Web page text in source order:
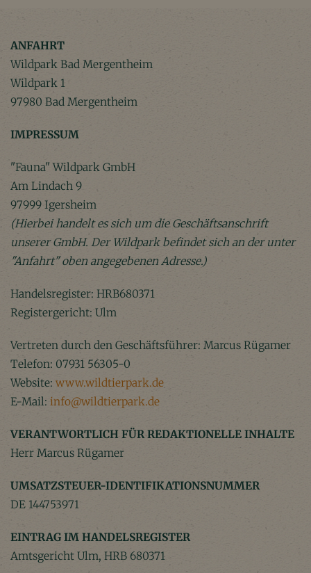
ANFAHRT
Wildpark Bad Mergentheim
Wildpark 1
97980 Bad Mergentheim
IMPRESSUM
"Fauna" Wildpark GmbH
Am Lindach 9
97999 Igersheim
(Hierbei handelt es sich um die Geschäftsanschrift
unserer GmbH. Der Wildpark befindet sich an der unter
"Anfahrt" oben angegebenen Adresse.)
Handelsregister: HRB680371
Registergericht: Ulm
Vertreten durch den Geschäftsführer: Marcus Rügamer
Telefon: 07931 56305-0
Website: www.wildtierpark.de
E-Mail: info@wildtierpark.de
VERANTWORTLICH FÜR REDAKTIONELLE INHALTE
Herr Marcus Rügamer
UMSATZSTEUER-IDENTIFIKATIONSNUMMER
DE 144753971
EINTRAG IM HANDELSREGISTER
Amtsgericht Ulm, HRB 680371